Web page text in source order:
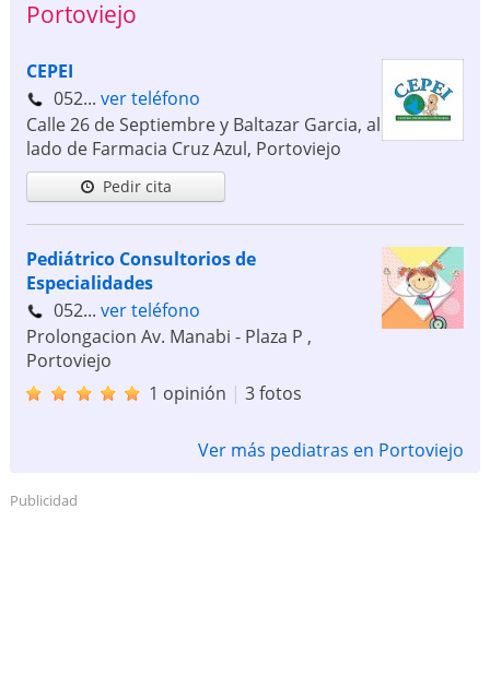
Portoviejo
CEPEI
052... ver teléfono
Calle 26 de Septiembre y Baltazar Garcia, al
lado de Farmacia Cruz Azul, Portoviejo
Pedir cita
Pediátrico Consultorios de
Especialidades
052... ver teléfono
Prolongacion Av. Manabi - Plaza P ,
Portoviejo
1 opinión | 3 fotos
Ver más pediatras en Portoviejo
Publicidad